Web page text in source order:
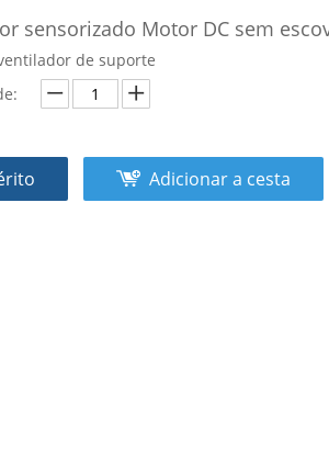
sensorizado Motor DC sem
de suporte
Adicionar a cesta